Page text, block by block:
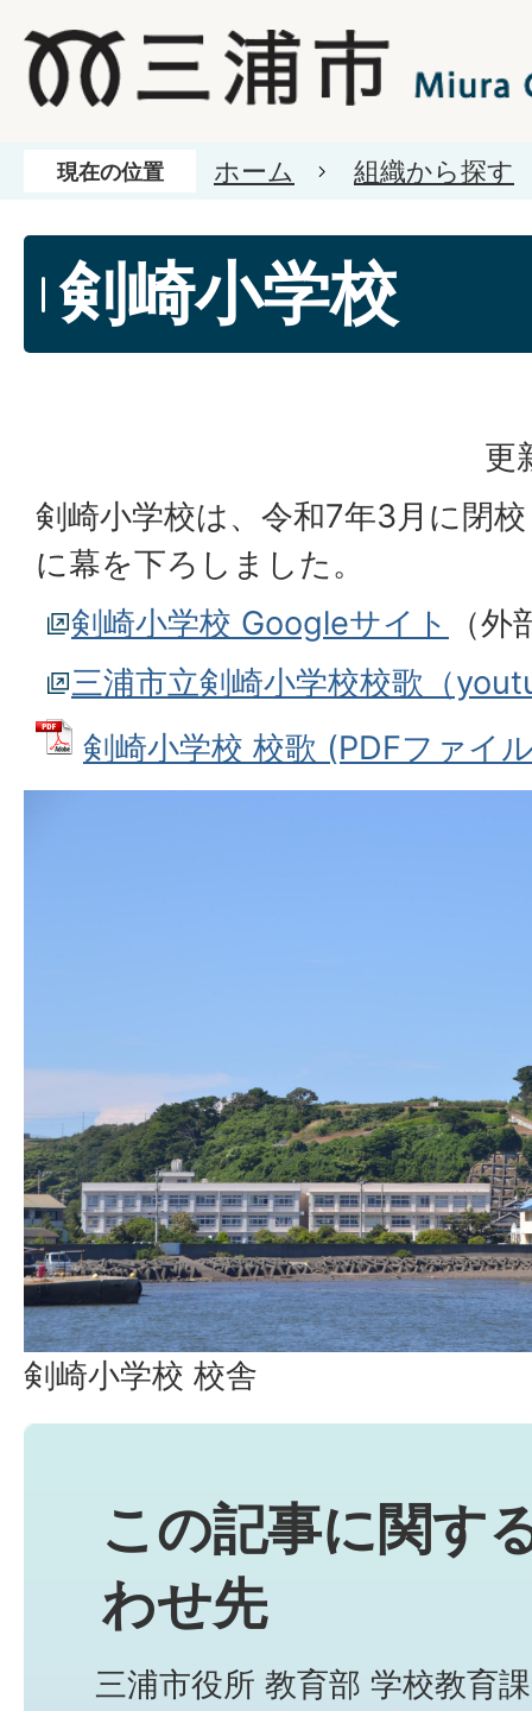
現在の位置 ホーム 組織から探す
剣崎小学校
更
剣崎小学校は、令和7年3月に閉
に幕を下ろしました。
剣崎小学校 Googleサイト
（
三浦市立剣崎小学校校歌（
剣崎小学校 校歌 (PDFファイ
剣崎小学校 校舎
この記事に関す
わせ先
三浦市役所 教育部 学校教育